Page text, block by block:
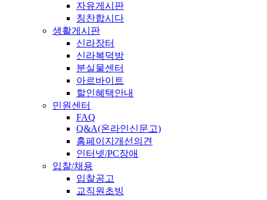
자유게시판
칭찬합시다
생활게시판
신라장터
신라복덕방
분실물센터
아르바이트
할인혜택안내
민원센터
FAQ
Q&A(온라인신문고)
홈페이지개선의견
인터넷/PC장애
입찰/채용
입찰공고
교직원초빙